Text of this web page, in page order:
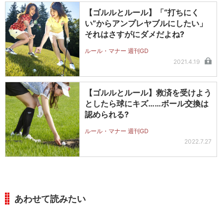
【ゴルルとルール】「“打ちにく
い”からアンプレヤブルにしたい」
それはさすがにダメだよね?
ルール・マナー 週刊GD
2021.4.19
【ゴルルとルール】救済を受けよう
としたら球にキズ……ボール交換は
認められる?
ルール・マナー 週刊GD
2022.7.27
あわせて読みたい